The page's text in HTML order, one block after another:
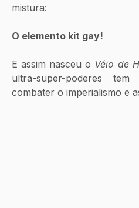
mistura:
O elemento kit gay!
E assim nasceu o Véio de
ultra-super-poderes
combater o imperialismo e